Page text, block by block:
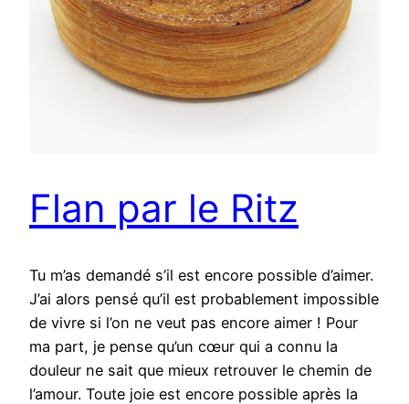
Flan par le Ritz
Tu m’as demandé s’il est encore possible d’aimer.
J’ai alors pensé qu’il est probablement impossible
de vivre si l’on ne veut pas encore aimer ! Pour
ma part, je pense qu’un cœur qui a connu la
douleur ne sait que mieux retrouver le chemin de
l’amour. Toute joie est encore possible après la